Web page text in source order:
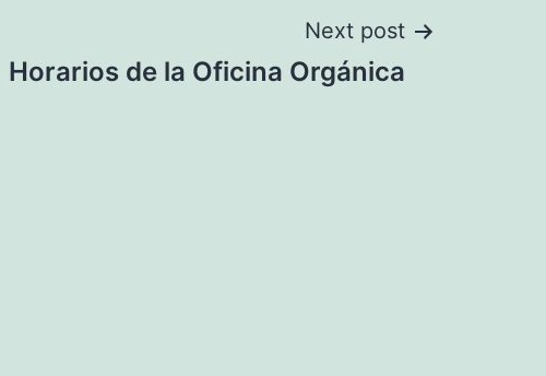
Next post
Horarios de la Oficina Orgánica